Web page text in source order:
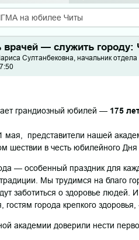
на юбилее Читы
врачей — служить
Султанбековна, начальник
грандиозный юбилей — 175
мая, представители нашей
шествии в честь юбилейного Дня
— особенный праздник для
Мы трудимся на благо
заботиться о здоровье
гостям города крепкого
академии доверили нести